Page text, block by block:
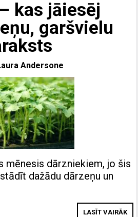
kas jāiesēj
garšvielu
Andersone
mēnesis dārzniekiem, jo šis
dažādu dārzeņu un
LASĪT VAIRĀK